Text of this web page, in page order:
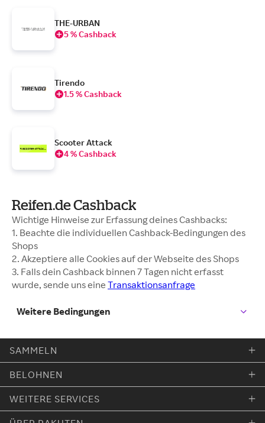
THE-URBAN
5 % Cashback
Tirendo
1.5 % Cashback
Scooter Attack
4 % Cashback
Reifen.de Cashback
Wichtige Hinweise zur Erfassung deines Cashbacks:
1. Beachte die individuellen Cashback-Bedingungen des
Shops
2. Akzeptiere alle Cookies auf der Webseite des Shops
3. Falls dein Cashback binnen 7 Tagen nicht erfasst
wurde, sende uns eine Transaktionsanfrage
Weitere Bedingungen
SAMMELN
BELOHNEN
WEITERE SERVICES